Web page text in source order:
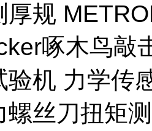
厚规
啄木鸟敲
验机 力学传
螺丝刀扭矩